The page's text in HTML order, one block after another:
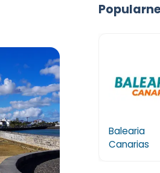
Balearia
Canarias